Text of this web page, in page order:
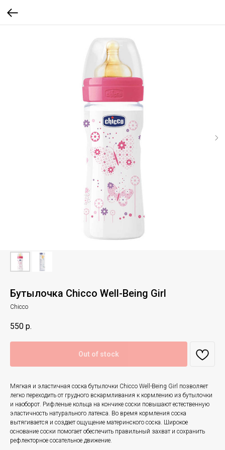
Бутылочка Chicco Well-Being Girl
Chicco
550 р.
Out of stock
Мягкая и эластичная соска бутылочки Chicco Well-Being Girl позволяет
легко переходить от грудного вскармливания к кормлению из бутылочки
и наоборот. Рифленые кольца на кончике соски повышают естественную
эластичность натурального латекса. Во время кормления соска
вытягивается и создает ощущение материнского соска. Широкое
основание соски помогает обеспечить правильный захват и сохранить
рефлекторное сосательное движение.